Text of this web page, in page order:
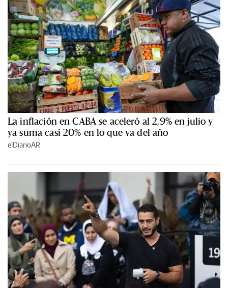
La inflación en CABA se aceleró al 2,9% en julio y
ya suma casi 20% en lo que va del año
elDiarioAR